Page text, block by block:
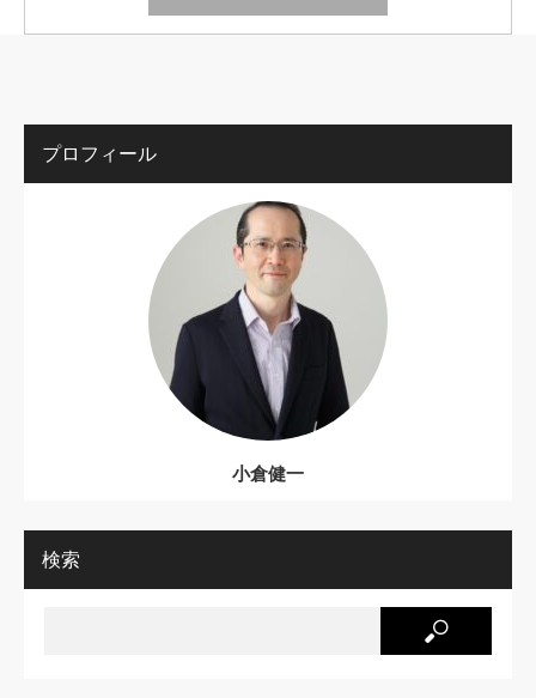
プロフィール
小倉健一
検索